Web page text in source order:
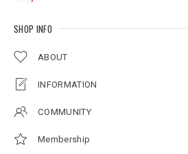
SHOP INFO
ABOUT
INFORMATION
COMMUNITY
Membership